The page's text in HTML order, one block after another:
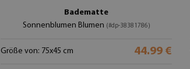
Badematte
Sonnenblumen Blumen (#dp-38381786)
Größe von: 75x45 cm 44.99 €